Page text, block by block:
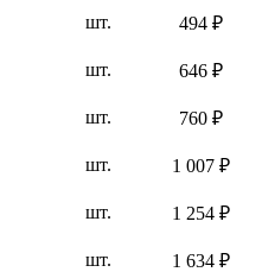
шт.
494 ₽
шт.
646 ₽
шт.
760 ₽
шт.
1 007 ₽
шт.
1 254 ₽
шт. 1 634 ₽